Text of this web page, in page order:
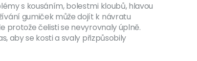
s kousáním, bolestmi kloubů, hlavou
gumiček může dojít k návratu
protože čelisti se nevyrovnaly úplně.
aby se kosti a svaly přizpůsobily